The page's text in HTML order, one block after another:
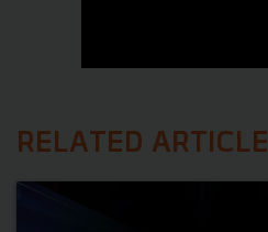
RELATED ARTICLE